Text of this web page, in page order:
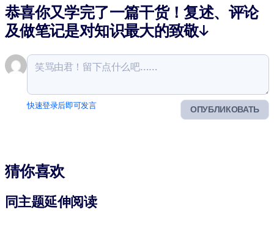
恭喜你又学完了一篇干货！复述、评论
及做笔记是对知识最大的致敬↓
ОПУБЛИКОВАТЬ
快速登录后即可发言
猜你喜欢
同主题延伸阅读